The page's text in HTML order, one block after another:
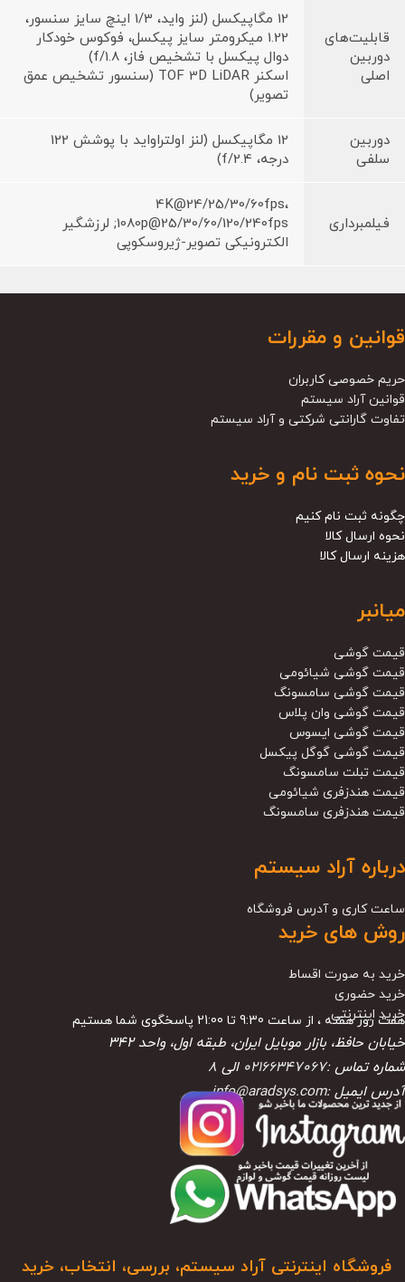
قابلیت‌های
دوربین
اصلی
12 مگاپیکسل (لنز واید، 1/3 اینچ سایز سنسور،
1.22 میکرومتر سایز پیکسل، فوکوس خودکار
دوال پیکسل با تشخیص فاز، f/1.8)
اسکنر TOF 3D LiDAR (سنسور تشخیص عمق
تصویر)
دوربین
سلفی
12 مگاپیکسل (لنز اولتراواید با پوشش 122
درجه، f/2.4)
فیلمبرداری
4K@24/25/30/60fps،
1080p@25/30/60/120/240fps; لرزشگیر
الکترونیکی تصویر-ژیروسکوپی
قوانین و مقررات
حریم خصوصی کاربران
قوانین آراد سیستم
تفاوت گارانتی شرکتی و آراد سیستم
نحوه ثبت نام و خرید
چگونه ثبت نام کنیم
نحوه ارسال کالا
هزینه ارسال کالا
میانبر
قیمت گوشی
قیمت گوشی شیائومی
قیمت گوشی سامسونگ
قیمت گوشی وان پلاس
قیمت گوشی ایسوس
قیمت گوشی گوگل پیکسل
قیمت تبلت سامسونگ
قیمت هندزفری شیائومی
قیمت هندزفری سامسونگ
درباره آراد سیستم
ساعت کاری و آدرس فروشگاه
روش های خرید
خرید به صورت اقساط
خرید حضوری
خرید اینترنتی
هفت روز هفته ، از ساعت 9:30 تا 21:00 پاسخگوی شما هستیم
خیابان حافظ، بازار موبایل ایران، طبقه اول، واحد ۳۴۲
شماره تماس :02166347067 الی 8
آدرس ایمیل :info@aradsys.com
فروشگاه اینترنتی آراد سیستم، بررسی، انتخاب، خرید